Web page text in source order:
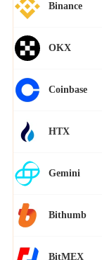
Binance
OKX
Coinbase
HTX
Gemini
Bithumb
BitMEX